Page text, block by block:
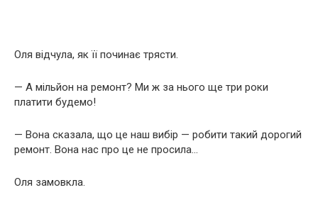
Оля відчула, як її починає трясти.
— А мільйон на ремонт? Ми ж за нього ще три роки
платити будемо!
— Вона сказала, що це наш вибір — робити такий дорогий
ремонт. Вона нас про це не просила…
Оля замовкла.